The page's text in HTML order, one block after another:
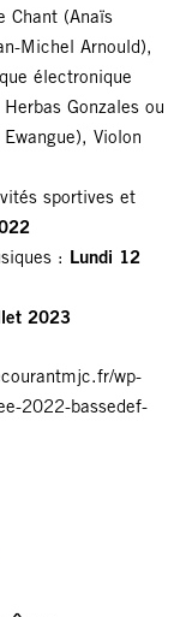
Chant (Anaïs
Michel Arnould),
électronique
Gonzales ou
Violon
sportives et
: Lundi 12
2023
wp-
2022-bassedef-